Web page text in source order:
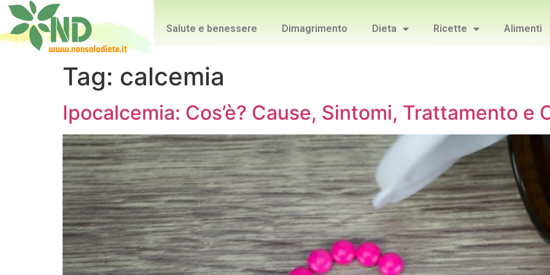
Salute e benessere Dimagrimento Dieta Ricette Alimenti
Tag: calcemia
Ipocalcemia: Cos’è? Cause, Sintomi, Trattamento e